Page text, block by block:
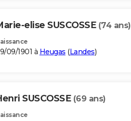
elise SUSCOSSE (74 ans)
09/1901 à Heugas (Landes)
SUSCOSSE (69 ans)